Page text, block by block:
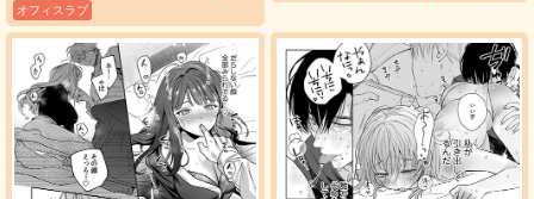
オフィスラブ